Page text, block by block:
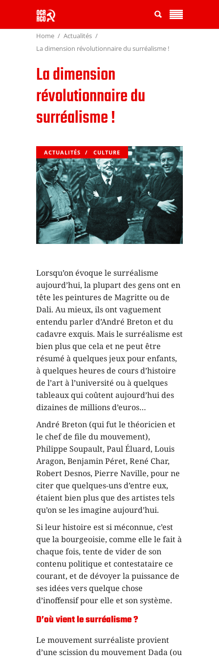
Home
Actualités
La dimension révolutionnaire du surréalisme !
La dimension
révolutionnaire du
surréalisme !
ACTUALITÉS CULTURE
Lorsqu’on évoque le surréalisme
aujourd’hui, la plupart des gens ont en
tête les peintures de Magritte ou de
Dali. Au mieux, ils ont vaguement
entendu parler d’André Breton et du
cadavre exquis. Mais le surréalisme est
bien plus que cela et ne peut être
résumé à quelques jeux pour enfants,
à quelques heures de cours d’histoire
de l’art à l’université ou à quelques
tableaux qui coûtent aujourd’hui des
dizaines de millions d’euros…
André Breton (qui fut le théoricien et
le chef de file du mouvement),
Philippe Soupault, Paul Éluard, Louis
Aragon, Benjamin Péret, René Char,
Robert Desnos, Pierre Naville, pour ne
citer que quelques-uns d’entre eux,
étaient bien plus que des artistes tels
qu’on se les imagine aujourd’hui.
Si leur histoire est si méconnue, c’est
que la bourgeoisie, comme elle le fait à
chaque fois, tente de vider de son
contenu politique et contestataire ce
courant, et de dévoyer la puissance de
ses idées vers quelque chose
d’inoffensif pour elle et son système.
D’où vient le surréalisme ?
Le mouvement surréaliste provient
d’une scission du mouvement Dada (ou